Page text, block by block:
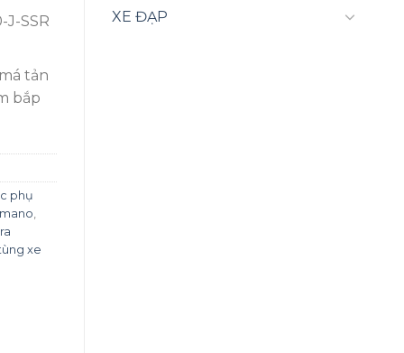
J-SSR
tản
bắp
phụ
,
xe
XE ĐẠP